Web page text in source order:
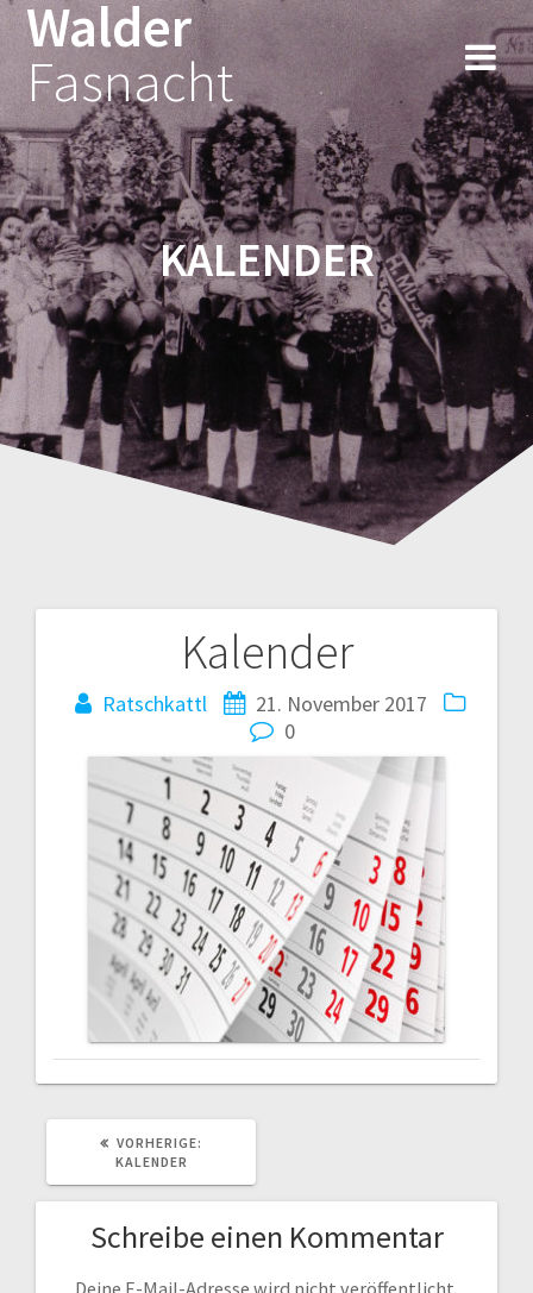
Walder
Fasnacht
KALENDER
Kalender
Ratschkattl
21. November 2017
0
Beitrags-
Navigation
VORHERIGE:
KALENDER
Schreibe einen Kommentar
Deine E-Mail-Adresse wird nicht veröffentlicht.